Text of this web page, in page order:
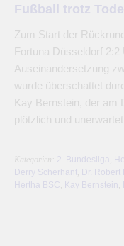
Fußball trotz
Zum Start der
Fortuna Düsseldorf
Auseinandersetzung
wurde überschattet
Kay Bernstein, der am
plötzlich und
Kategorien: 2. Bundesliga
Derry Scherhant Dr. Robert
Hertha BSC
Kay Bernstein